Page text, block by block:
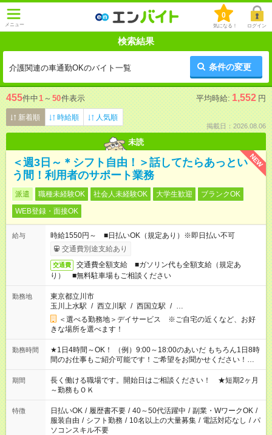
メニュー
0
気になる！ ログイン
検索結果
介護関連の車通勤OKのバイト一覧 条件の変更
455件中1 ～ 50件表示 平均時給: 1,552 円
新着順 時給順 人気順
掲載日：2026.08.06
未読
NEW
＜週3日～＊シフト自由！＞話してたらあっとい
う間！利用者のサポート業務
派遣 職種未経験OK 社会人未経験OK 大学生歓迎
ブランクOK
WEB登録・面接OK
給与
時給1550円～ ■日払いOK（規定あり）※即日払い不可
交通費別途支給あり
交通費
交通費全額支給 ■ガソリン代も全額支給（規定あ
り） ■無料駐車場もご相談ください
勤務地
東京都立川市
玉川上水駅 / 西立川駅 / 西国立駅 / …
＜選べる勤務地＞デイサービス ※ご自宅の近くなど、お好
きな場所を選べます！
勤務時間
★1日4時間～OK！ （例）9:00～18:00のあいだ もちろん1日8時
間のお仕事もご紹介可能です！ご希望をお聞かせください！★家
庭の都合でお休みが必要な場合も遠慮なくご相談ください。 ※
週最低15時間以上の勤務が必要です
期間
長く働ける職場です。開始日はご相談ください！ ★短期2ヶ月
～勤務もＯＫ
特徴 日払いOK / 履歴書不要 / 40～50代活躍中 / 副業・WワークOK /
服装自由 / シフト勤務 / 10名以上の大量募集 / 電話対応なし / パ
ソコンスキル不要